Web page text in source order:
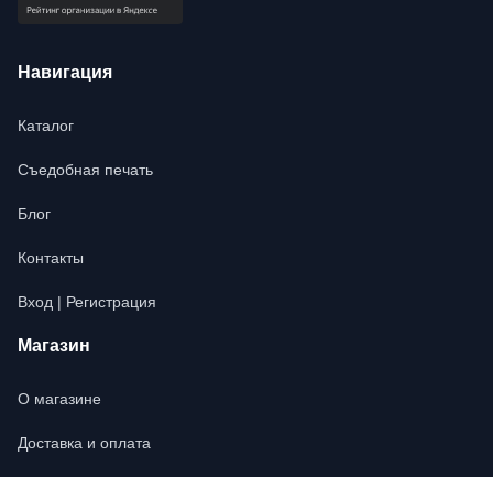
Навигация
Каталог
Съедобная печать
Блог
Контакты
Вход | Регистрация
Магазин
О магазине
Доставка и оплата